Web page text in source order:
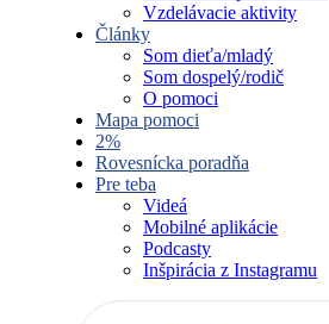
Vzdelávacie aktivity
Články
Som dieťa/mladý
Som dospelý/rodič
O pomoci
Mapa pomoci
2%
Rovesnícka poradňa
Pre teba
Videá
Mobilné aplikácie
Podcasty
Inšpirácia z Instagramu